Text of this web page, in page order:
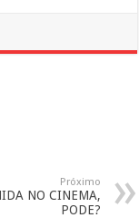
Próximo
NO CINEMA,
PODE?